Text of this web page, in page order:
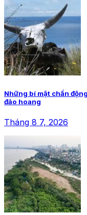
Những bí mật chấn
đảo hoang
Tháng 8 7, 2026